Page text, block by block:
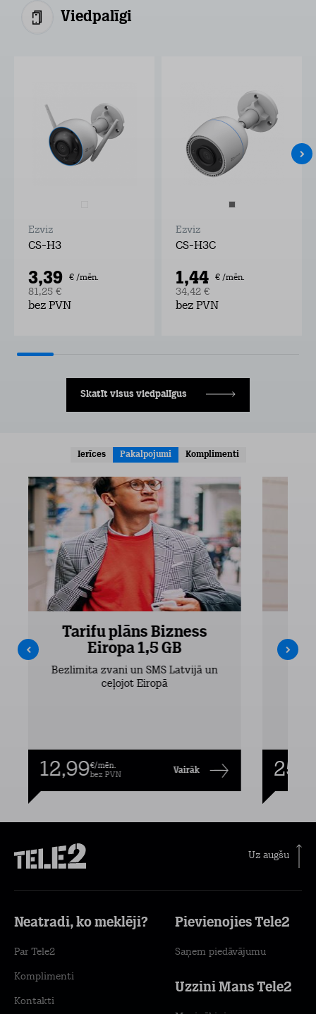
Viedpalīgi
Ezviz
CS-H3
3,39 € /mēn.
81,25 €
bez PVN
Ezviz
CS-H3C
1,44 € /mēn.
34,42 €
bez PVN
Skatīt visus viedpalīgus
Ierīces Pakalpojumi Komplimenti
Tarifu plāns Bizness
Eiropa 1,5 GB
Bezlimita zvani un SMS Latvijā un
ceļojot Eiropā
12,99€/mēn.
bez PVN
Vairāk
Uz augšu
Neatradi, ko meklēji?
Par Tele2
Komplimenti
Kontakti
Pievienojies Tele2
Saņem piedāvājumu
Uzzini Mans Tele2